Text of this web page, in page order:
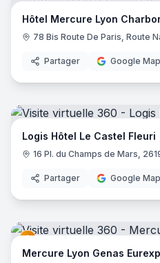
Hôtel Mercure Lyon
Partager Google
Logis Hôtel Le Castel Fleuri
16 Pl. du Champs de Mars,
Partager Google
Mercure Lyon Genas